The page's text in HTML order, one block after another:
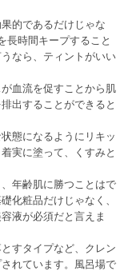
的であるだけじゃな
長時間キープすること
なら、ティントがいい
血流を促すことから肌
出することができると
態になるようにリキッ
実に塗って、くすみと
年齢肌に勝つことはで
化粧品だけじゃなく、
液が必須だと言えま
すタイプなど、クレン
れています。風呂場で